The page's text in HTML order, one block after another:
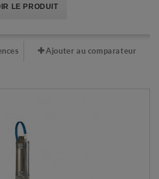
LE PRODUIT
Ajouter au comparateur